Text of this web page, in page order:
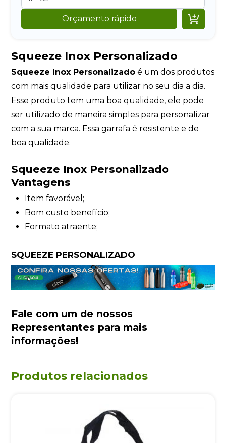
Orçamento rápido 
Squeeze Inox Personalizado
Squeeze Inox Personalizado é um dos produtos
com mais qualidade para utilizar no seu dia a dia.
Esse produto tem uma boa qualidade, ele pode
ser utilizado de maneira simples para personalizar
com a sua marca. Essa garrafa é resistente e de
boa qualidade.
Squeeze Inox Personalizado
Vantagens
Item favorável;
Bom custo benefício;
Formato atraente;
SQUEEZE PERSONALIZADO
Fale com um de nossos
Representantes para mais
informações!
Produtos relacionados